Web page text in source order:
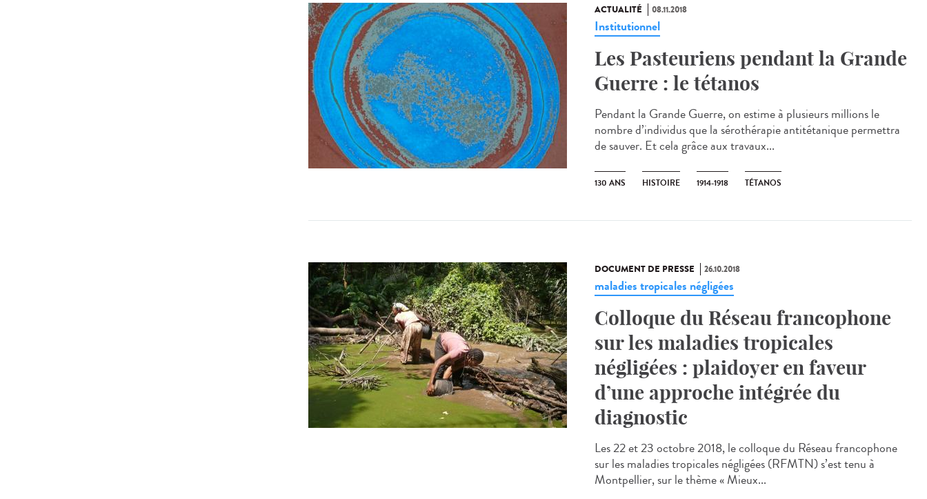
ACTUALITÉ 08.11.2018
Institutionnel
Les Pasteuriens pendant la Grande
Guerre : le tétanos
Pendant la Grande Guerre, on estime à plusieurs millions le
nombre d’individus que la sérothérapie antitétanique permettra
de sauver. Et cela grâce aux travaux...
130 ANS HISTOIRE 1914-1918 TÉTANOS
DOCUMENT DE PRESSE 26.10.2018
maladies tropicales négligées
Colloque du Réseau francophone
sur les maladies tropicales
négligées : plaidoyer en faveur
d’une approche intégrée du
diagnostic
Les 22 et 23 octobre 2018, le colloque du Réseau francophone
sur les maladies tropicales négligées (RFMTN) s’est tenu à
Montpellier, sur le thème « Mieux...